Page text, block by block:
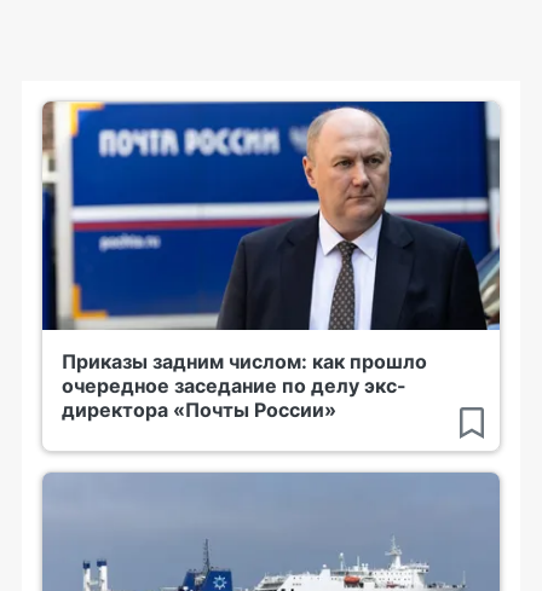
Приказы задним числом: как прошло
очередное заседание по делу экс-
директора «Почты России»